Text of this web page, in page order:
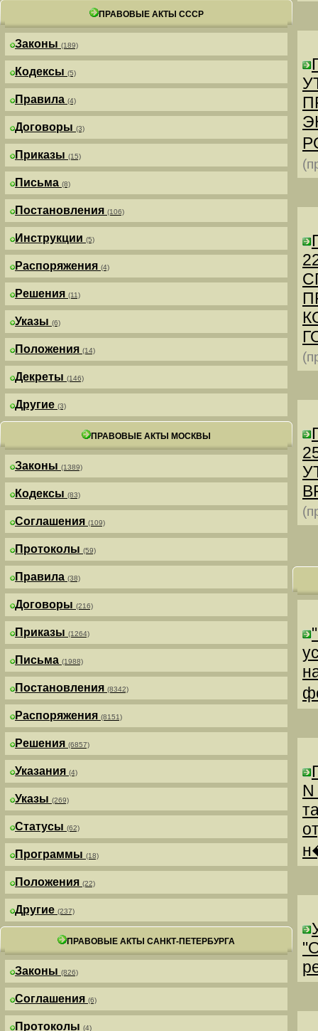
ПРАВОВЫЕ АКТЫ СССР
Законы (189)
Кодексы (5)
Правила (4)
Договоры (3)
Приказы (15)
Письма (8)
Постановления (106)
Инструкции (5)
Распоряжения (4)
Решения (11)
Указы (6)
Положения (14)
Декреты (146)
Другие (3)
ПРАВОВЫЕ АКТЫ МОСКВЫ
Законы (1389)
Кодексы (83)
Соглашения (109)
Протоколы (59)
Правила (38)
Договоры (216)
Приказы (1264)
Письма (1988)
Постановления (8342)
Распоряжения (8151)
Решения (6857)
Указания (4)
Указы (269)
Статусы (62)
Программы (18)
Положения (22)
Другие (237)
ПРАВОВЫЕ АКТЫ САНКТ-ПЕТЕРБУРГА
Законы (826)
Соглашения (6)
Протоколы (4)